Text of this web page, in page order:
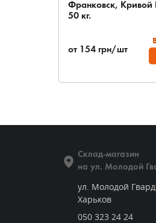
Франковск, Кривой
50 кг.
от 154 грн/шт
Склад-магазин
на ул. Молодой
ул. Молодой
Харьков
050 323 24 24